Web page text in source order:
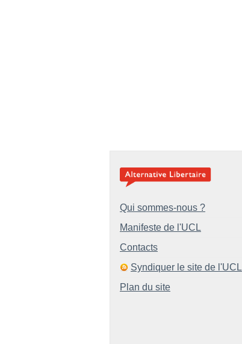
Qui sommes-nous ?
Manifeste de l'UCL
Contacts
Syndiquer le site de l'UCL
Plan du site